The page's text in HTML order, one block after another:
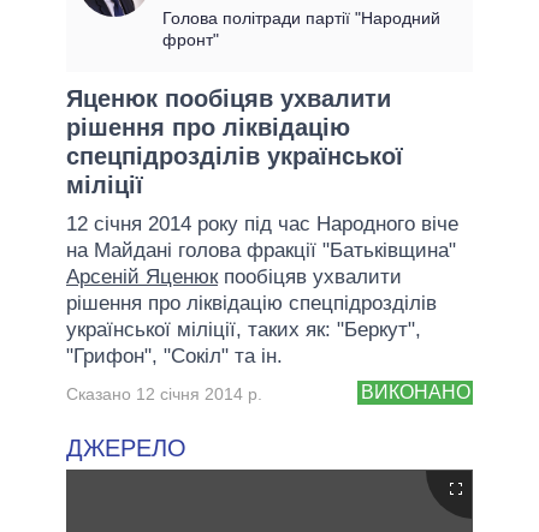
ОГЛЯДИ
ДАЙДЖЕСТИ
ПРЕЗИДЕНТ І ОФІС
ВЕРХОВНА РАДА
ГОЛОВИ ОБЛАДМІНІСТРАЦІЙ
МЕРИ МІСТ
ВСІ ПЕРСОНИ
ВІДЕО
ПОРІВНЯННЯ ПОЛІТИКІВ
Голова політради партії "Народний
фронт"
Яценюк пообіцяв ухвалити
рішення про ліквідацію
спецпідрозділів української
міліції
12 січня 2014 року під час Народного віче
на Майдані голова фракції "Батьківщина"
Арсеній Яценюкпообіцяв ухвалити
рішення про ліквідацію спецпідрозділів
української міліції, таких як: "Беркут",
"Грифон", "Сокіл" та ін.
ВИКОНАНО
Сказано 12 січня 2014 р.
ДЖЕРЕЛО